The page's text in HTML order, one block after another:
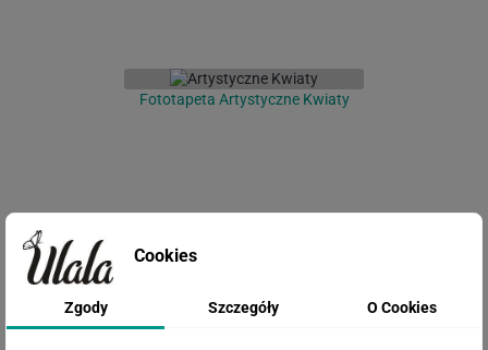
Fototapeta Artystyczne Kwiaty
Cookies
Zgody Szczegóły O Cookies